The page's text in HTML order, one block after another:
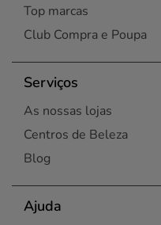
Top marcas
Club Compra e Poupa
Serviços
As nossas lojas
Centros de Beleza
Blog
Ajuda